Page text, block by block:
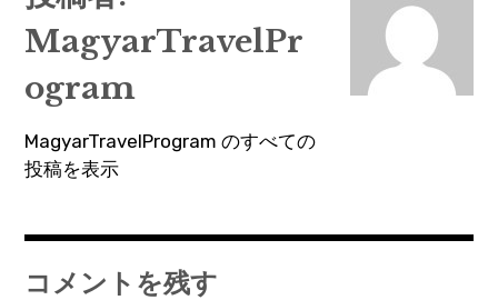
ビ
ゲ
ー
シ
ョ
ン
MagyarTravelPr
ogram
MagyarTravelProgram のすべての
投稿を表示
コメントを残す